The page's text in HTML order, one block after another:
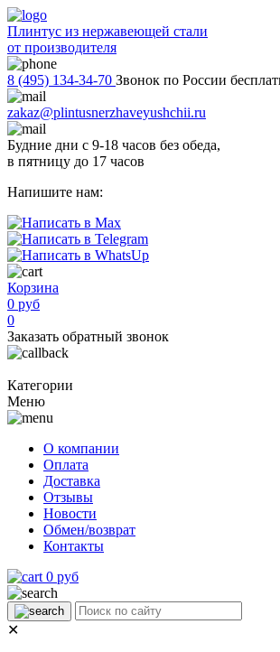
Плинтус из нержавеющей стали
от производителя
8 (495) 134-34-70 Звонок по России
zakaz@plintusnerzhaveyushchii.ru
Будние дни с 9-18 часов без обеда,
в пятницу до 17 часов
Напишите нам:
Корзина
0 руб
0
Заказать обратный звонок
Категории
Меню
О компании
Оплата
Доставка
Отзывы
Новости
Обмен/возврат
Контакты
0 руб
✕